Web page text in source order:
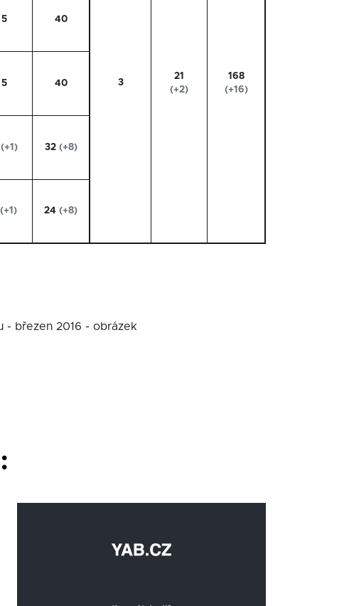
3
21
(+2)
168
(+16)
5 40
5 40
(+1) 32 (+8)
(+1) 24 (+8)
- březen 2016 - obrázek